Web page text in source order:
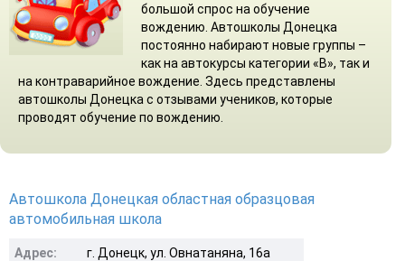
большой спрос на обучение
вождению. Автошколы Донецка
постоянно набирают новые группы –
как на автокурсы категории «В», так и
на контраварийное вождение. Здесь представлены
автошколы Донецка с отзывами учеников, которые
проводят обучение по вождению.
Автошкола Донецкая областная образцовая
автомобильная школа
Адрес:
г. Донецк, ул. Овнатаняна, 16а